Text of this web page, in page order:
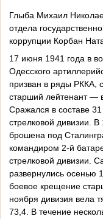
Глыба Михаил
отдела
коррупции Корбан
17 июня 1941 года в
Одесского
призван в ряды РККА,
старший лейтенант —
Сражался в составе
стрелковой дивизии.
брошена под
командиром 2-й
стрелковой дивизии.
развернулись осенью
боевое крещение
ноября дивизия вела
73,4. В течение